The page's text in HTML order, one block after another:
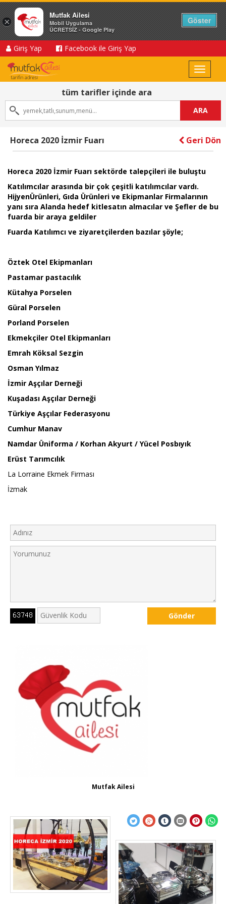
Giriş Yap Facebook ile Giriş Yap
Toggle
tüm tarifler içinde ara
ARA
Horeca 2020 İzmir Fuarı Geri Dön
Horeca 2020 İzmir Fuarı sektörde talepçileri ile buluştu
Katılımcılar arasında bir çok çeşitli katılımcılar vardı.
HijyenÜrünleri, Gıda Ürünleri ve Ekipmanlar Firmalarının
yanı sıra Alanda hedef kitlesatın almacılar ve Şefler de bu
fuarda bir araya geldiler
Fuarda Katılımcı ve ziyaretçilerden bazılar şöyle;
Öztek Otel Ekipmanları
Pastamar pastacılık
Kütahya Porselen
Güral Porselen
Porland Porselen
Ekmekçiler Otel Ekipmanları
Emrah Köksal Sezgin
Osman Yılmaz
İzmir Aşçılar Derneği
Kuşadası Aşçılar Derneği
Türkiye Aşçılar Federasyonu
Cumhur Manav
Namdar Üniforma / Korhan Akyurt / Yücel Posbıyık
Erüst Tarımcılık
La Lorraine Ekmek Firması
İzmak
Gönder
Mutfak Ailesi
×
Mutfak Ailesi
Mobil Uygulama
ÜCRETSİZ - Google Play
Göster